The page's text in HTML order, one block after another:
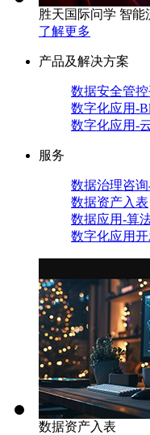
胜天国际问学 智能
了解更多
产品及解决方案
数据安全管控
数字化应用-
数字化应用-
服务
数据治理咨
数据资产入表
数据应用-算
数字化应用
数据资产入表